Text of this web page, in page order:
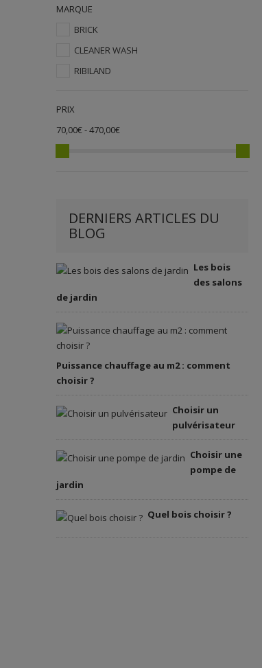
MARQUE
BRICK
CLEANER WASH
RIBILAND
PRIX
70,00€ - 470,00€
DERNIERS ARTICLES DU
BLOG
Les bois
des salons
de jardin
Puissance chauffage au m2 : comment
choisir ?
Choisir un
pulvérisateur
Choisir une
pompe de
jardin
Quel bois choisir ?